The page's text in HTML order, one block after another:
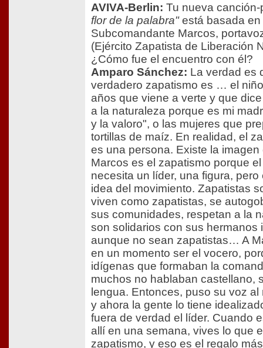
AVIVA-Berlin: Tu nueva
flor de la palabra"está basada en
Subcomandante Marcos,
(Ejército Zapatista de Liberación
¿Cómo fue el encuentro con él?
Amparo Sánchez: La verdad es
verdadero zapatismo es … el
años que viene a verte y que
a la naturaleza porque es mi
y la valoro", o las mujeres que
tortillas de maíz. En realidad, el
es una persona. Existe la imagen
Marcos es el zapatismo porque
necesita un líder, una figura, pero
idea del movimiento. Zapatistas
viven como zapatistas, se
sus comunidades, respetan a la
son solidarios con sus hermanos
aunque no sean zapatistas… A
en un momento ser el vocero,
idígenas que formaban la
muchos no hablaban castellano,
lengua. Entonces, puso su voz al
y ahora la gente lo tiene
fuera de verdad el líder. Cuando
allí en una semana, vives lo que
zapatismo, y eso es el regalo